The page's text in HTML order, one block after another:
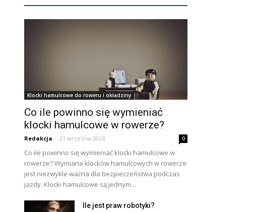
Klocki hamulcowe do roweru i okładziny
Co ile powinno się wymieniać
klocki hamulcowe w rowerze?
Redakcja - 21 września 2024 0
Co ile powinno się wymieniać klocki hamulcowe w
rowerze? Wymiana klocków hamulcowych w rowerze
jest niezwykle ważna dla bezpieczeństwa podczas
jazdy. Klocki hamulcowe są jednym...
Ile jest praw robotyki?